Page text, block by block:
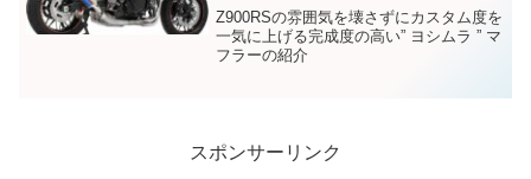
目・所有感すべてが別格
Z900RSの雰囲気を壊さずにカスタム度を
一気に上げる完成度の高い” ヨシムラ ” マ
フラーの紹介
スポンサーリンク